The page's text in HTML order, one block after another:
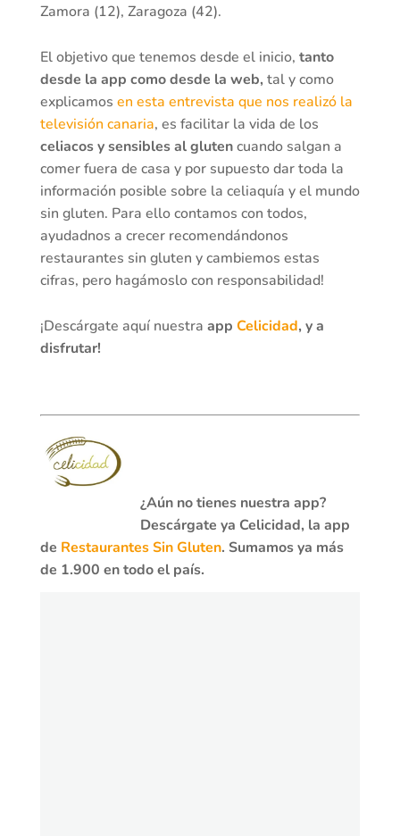
Zamora (12), Zaragoza (42).
El objetivo que tenemos desde el inicio, tanto
desde la app como desde la web, tal y como
explicamos en esta entrevista que nos realizó la
televisión canaria, es facilitar la vida de los
celiacos y sensibles al glutencuando salgan a
comer fuera de casa y por supuesto dar toda la
información posible sobre la celiaquía y el mundo
sin gluten. Para ello contamos con todos,
ayudadnos a crecer recomendándonos
restaurantes sin gluten y cambiemos estas
cifras, pero hagámoslo con responsabilidad!
¡Descárgate aquí nuestra app Celicidad, y a
disfrutar!
¿Aún no tienes nuestra app?
Descárgate ya Celicidad, la app
de Restaurantes Sin Gluten. Sumamos ya más
de 1.900 en todo el país.